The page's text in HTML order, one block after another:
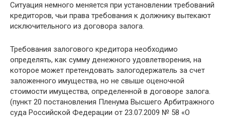
Ситуация немного меняется при установлении требований
кредиторов, чьи права требования к должнику вытекают
исключительного из договора залога.
Требования залогового кредитора необходимо
определять, как сумму денежного удовлетворения, на
которое может претендовать залогодержатель за счет
заложенного имущества, но не свыше оценочной
стоимости имущества, определенной в договоре залога.
(пункт 20 постановления Пленума Высшего Арбитражного
суда Российской Федерации от 23.07.2009 № 58 «О